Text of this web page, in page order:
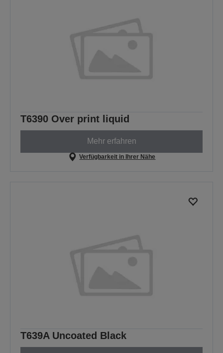
T6390 Over print liquid
Mehr erfahren
Verfügbarkeit in Ihrer Nähe
T639A Uncoated Black